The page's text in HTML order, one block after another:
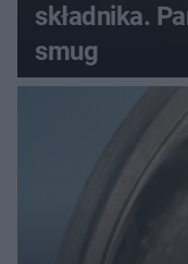
składnika.
smug